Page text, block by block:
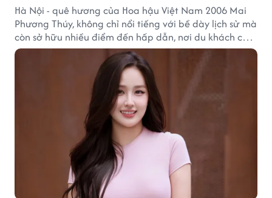
Hà Nội - quê hương của Hoa hậu Việt Nam 2006 Mai
Phương Thúy, không chỉ nổi tiếng với bề dày lịch sử mà
còn sở hữu nhiều điểm đến hấp dẫn, nơi du khách có
thể cảm nhận trọn vẹn vẻ đẹp cổ kính xen lẫn nhịp
sống hiện đại của Thủ đô.